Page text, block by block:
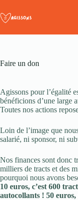
au
contenu
Faire un don
Agissons pour l’égalité
bénéficions d’une large
Toutes nos actions
Loin de l’image que
salarié, ni sponsor, ni
Nos finances sont donc
milliers de tracts et des
pourquoi nous avons
10 euros, c’est 600
autocollants ! 50 euros,